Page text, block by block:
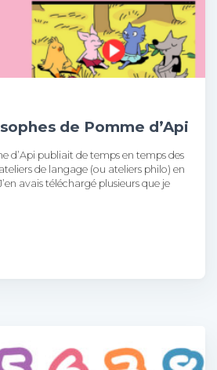
de Pomme d’Api
d’Api publiait de temps en temps des
de langage (ou ateliers philo) en
avais téléchargé plusieurs que je